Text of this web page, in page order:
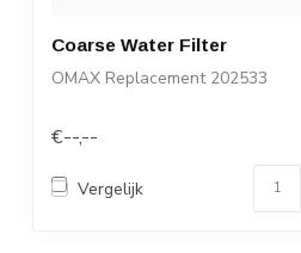
Coarse Water Filter
OMAX Replacement 202533
€--,--
Vergelijk